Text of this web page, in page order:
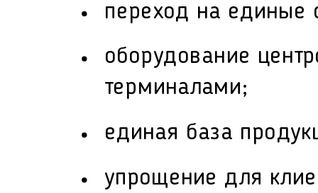
переход на единые
оборудование
терминалами;
единая база
упрощение для